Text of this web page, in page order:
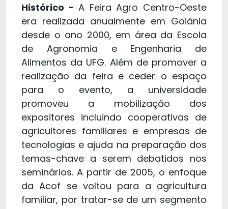
Histórico -A Feira Agro Centro-Oeste
era realizada anualmente em Goiânia
desde o ano 2000, em área da Escola
de Agronomia e Engenharia de
Alimentos da UFG. Além de promover a
realização da feira e ceder o espaço
para o evento, a universidade
promoveu a mobilização dos
expositores incluindo cooperativas de
agricultores familiares e empresas de
tecnologias e ajuda na preparação dos
temas-chave a serem debatidos nos
seminários. A partir de 2005, o enfoque
da Acof se voltou para a agricultura
familiar, por tratar-se de um segmento